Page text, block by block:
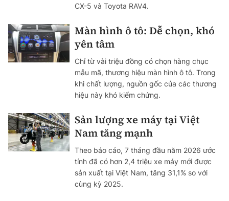
CX-5 và Toyota RAV4.
Màn hình ô tô: Dễ chọn, khó
yên tâm
Chỉ từ vài triệu đồng có chọn hàng chục
mẫu mã, thương hiệu màn hình ô tô. Trong
khi chất lượng, nguồn gốc của các thương
hiệu này khó kiểm chứng.
Sản lượng xe máy tại Việt
Nam tăng mạnh
Theo báo cáo, 7 tháng đầu năm 2026 ước
tính đã có hơn 2,4 triệu xe máy mới được
sản xuất tại Việt Nam, tăng 31,1% so với
cùng kỳ 2025.